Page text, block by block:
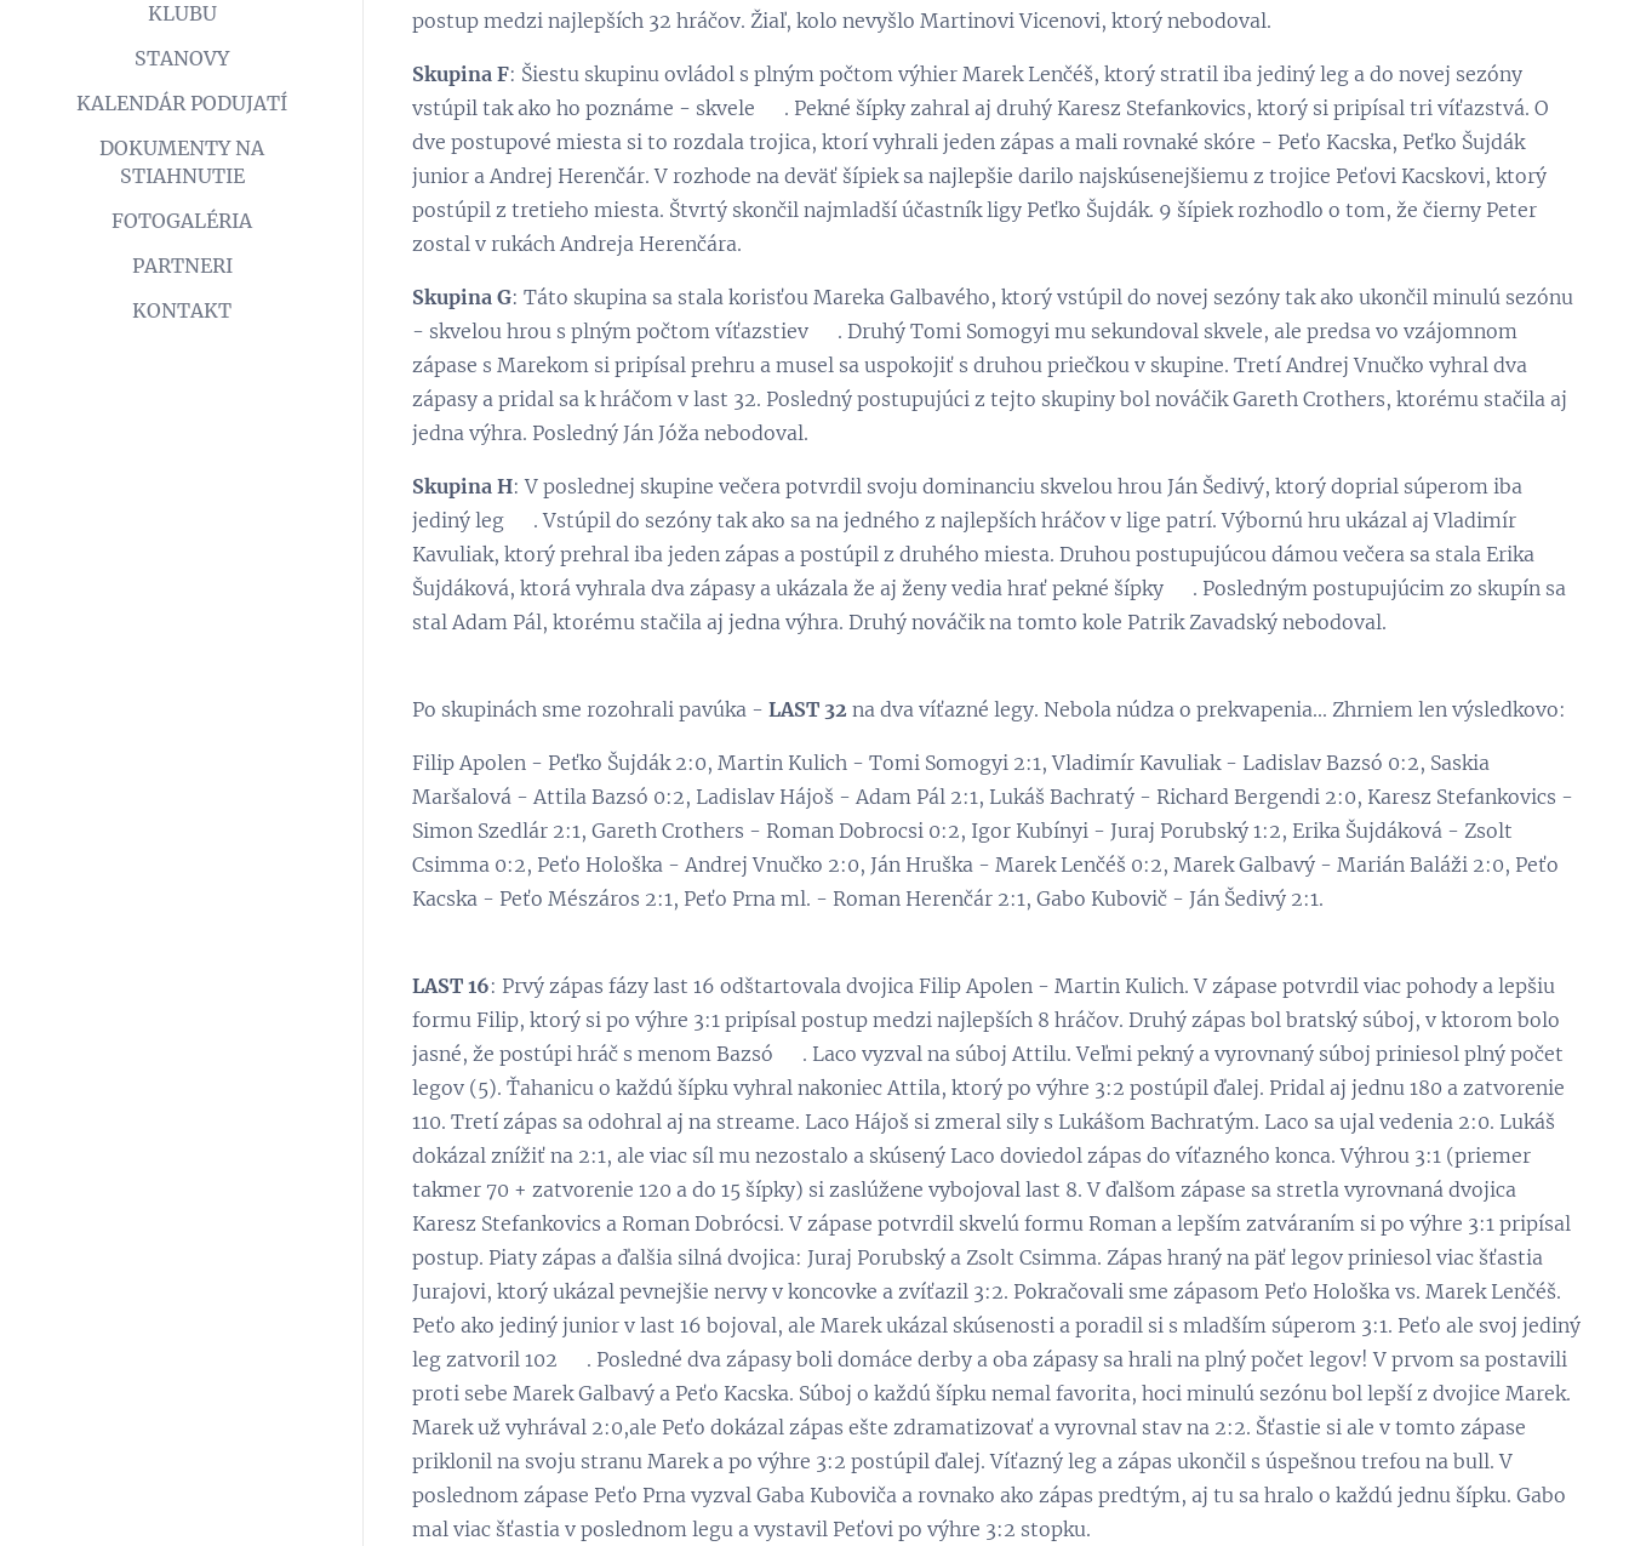
KLUBU
STANOVY
KALENDÁR PODUJATÍ
DOKUMENTY NA
STIAHNUTIE
FOTOGALÉRIA
PARTNERI
KONTAKT
postup medzi najlepších 32 hráčov. Žiaľ, kolo nevyšlo Martinovi Vicenovi, ktorý nebodoval.
Skupina F: Šiestu skupinu ovládol s plným počtom výhier Marek Lenčéš, ktorý stratil iba jediný leg a do novej sezóny
vstúpil tak ako ho poznáme - skvele ☺. Pekné šípky zahral aj druhý Karesz Stefankovics, ktorý si pripísal tri víťazstvá. O
dve postupové miesta si to rozdala trojica, ktorí vyhrali jeden zápas a mali rovnaké skóre - Peťo Kacska, Peťko Šujdák
junior a Andrej Herenčár. V rozhode na deväť šípiek sa najlepšie darilo najskúsenejšiemu z trojice Peťovi Kacskovi, ktorý
postúpil z tretieho miesta. Štvrtý skončil najmladší účastník ligy Peťko Šujdák. 9 šípiek rozhodlo o tom, že čierny Peter
zostal v rukách Andreja Herenčára.
Skupina G: Táto skupina sa stala korisťou Mareka Galbavého, ktorý vstúpil do novej sezóny tak ako ukončil minulú sezónu
- skvelou hrou s plným počtom víťazstiev ☺. Druhý Tomi Somogyi mu sekundoval skvele, ale predsa vo vzájomnom
zápase s Marekom si pripísal prehru a musel sa uspokojiť s druhou priečkou v skupine. Tretí Andrej Vnučko vyhral dva
zápasy a pridal sa k hráčom v last 32. Posledný postupujúci z tejto skupiny bol nováčik Gareth Crothers, ktorému stačila aj
jedna výhra. Posledný Ján Jóža nebodoval.
Skupina H: V poslednej skupine večera potvrdil svoju dominanciu skvelou hrou Ján Šedivý, ktorý doprial súperom iba
jediný leg ☺. Vstúpil do sezóny tak ako sa na jedného z najlepších hráčov v lige patrí. Výbornú hru ukázal aj Vladimír
Kavuliak, ktorý prehral iba jeden zápas a postúpil z druhého miesta. Druhou postupujúcou dámou večera sa stala Erika
Šujdáková, ktorá vyhrala dva zápasy a ukázala že aj ženy vedia hrať pekné šípky ☺. Posledným postupujúcim zo skupín sa
stal Adam Pál, ktorému stačila aj jedna výhra. Druhý nováčik na tomto kole Patrik Zavadský nebodoval.
Po skupinách sme rozohrali pavúka - LAST 32 na dva víťazné legy. Nebola núdza o prekvapenia... Zhrniem len výsledkovo:
Filip Apolen - Peťko Šujdák 2:0, Martin Kulich - Tomi Somogyi 2:1, Vladimír Kavuliak - Ladislav Bazsó 0:2, Saskia
Maršalová - Attila Bazsó 0:2, Ladislav Hájoš - Adam Pál 2:1, Lukáš Bachratý - Richard Bergendi 2:0, Karesz Stefankovics -
Simon Szedlár 2:1, Gareth Crothers - Roman Dobrocsi 0:2, Igor Kubínyi - Juraj Porubský 1:2, Erika Šujdáková - Zsolt
Csimma 0:2, Peťo Hološka - Andrej Vnučko 2:0, Ján Hruška - Marek Lenčéš 0:2, Marek Galbavý - Marián Baláži 2:0, Peťo
Kacska - Peťo Mészáros 2:1, Peťo Prna ml. - Roman Herenčár 2:1, Gabo Kubovič - Ján Šedivý 2:1.
LAST 16: Prvý zápas fázy last 16 odštartovala dvojica Filip Apolen - Martin Kulich. V zápase potvrdil viac pohody a lepšiu
formu Filip, ktorý si po výhre 3:1 pripísal postup medzi najlepších 8 hráčov. Druhý zápas bol bratský súboj, v ktorom bolo
jasné, že postúpi hráč s menom Bazsó ☺. Laco vyzval na súboj Attilu. Veľmi pekný a vyrovnaný súboj priniesol plný počet
legov (5). Ťahanicu o každú šípku vyhral nakoniec Attila, ktorý po výhre 3:2 postúpil ďalej. Pridal aj jednu 180 a zatvorenie
110. Tretí zápas sa odohral aj na streame. Laco Hájoš si zmeral sily s Lukášom Bachratým. Laco sa ujal vedenia 2:0. Lukáš
dokázal znížiť na 2:1, ale viac síl mu nezostalo a skúsený Laco doviedol zápas do víťazného konca. Výhrou 3:1 (priemer
takmer 70 + zatvorenie 120 a do 15 šípky) si zaslúžene vybojoval last 8. V ďalšom zápase sa stretla vyrovnaná dvojica
Karesz Stefankovics a Roman Dobrócsi. V zápase potvrdil skvelú formu Roman a lepším zatváraním si po výhre 3:1 pripísal
postup. Piaty zápas a ďalšia silná dvojica: Juraj Porubský a Zsolt Csimma. Zápas hraný na päť legov priniesol viac šťastia
Jurajovi, ktorý ukázal pevnejšie nervy v koncovke a zvíťazil 3:2. Pokračovali sme zápasom Peťo Hološka vs. Marek Lenčéš.
Peťo ako jediný junior v last 16 bojoval, ale Marek ukázal skúsenosti a poradil si s mladším súperom 3:1. Peťo ale svoj jediný
leg zatvoril 102 ☺. Posledné dva zápasy boli domáce derby a oba zápasy sa hrali na plný počet legov! V prvom sa postavili
proti sebe Marek Galbavý a Peťo Kacska. Súboj o každú šípku nemal favorita, hoci minulú sezónu bol lepší z dvojice Marek.
Marek už vyhrával 2:0,ale Peťo dokázal zápas ešte zdramatizovať a vyrovnal stav na 2:2. Šťastie si ale v tomto zápase
priklonil na svoju stranu Marek a po výhre 3:2 postúpil ďalej. Víťazný leg a zápas ukončil s úspešnou trefou na bull. V
poslednom zápase Peťo Prna vyzval Gaba Kuboviča a rovnako ako zápas predtým, aj tu sa hralo o každú jednu šípku. Gabo
mal viac šťastia v poslednom legu a vystavil Peťovi po výhre 3:2 stopku.